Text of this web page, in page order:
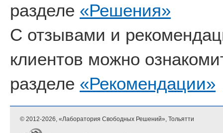
разделе «Решения»
С отзывами и
клиентов можно
разделе «Рекомендации»
© 2012-2026, «Лаборатория Свободных Решений», Тольятти